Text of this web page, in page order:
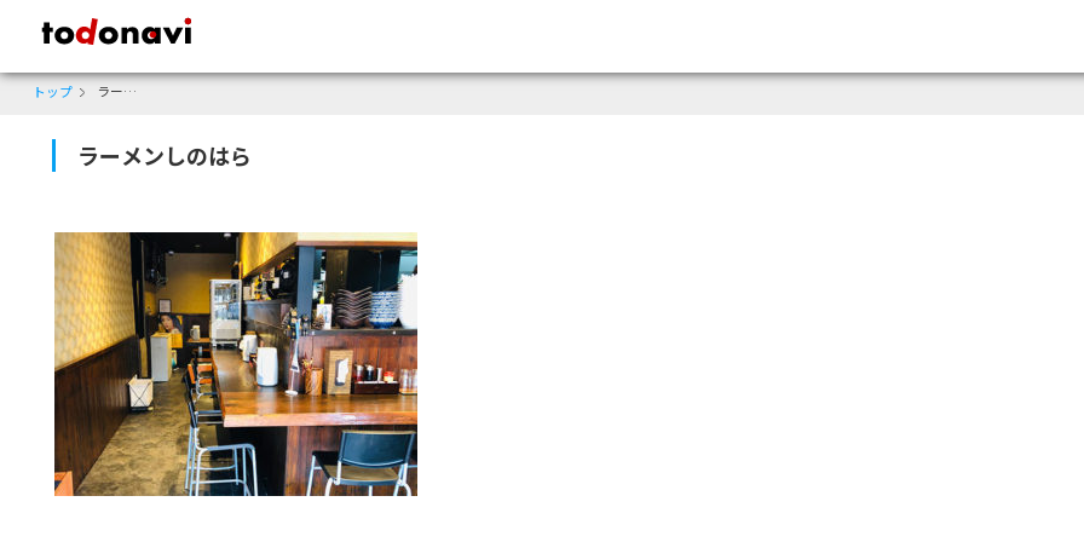
todonavi - 鹿児島のクーポンサイト、様々なジャンルのクーポンが見つかる
トップ ラーメンしのはら
ラーメンしのはら